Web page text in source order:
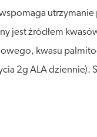
jest źródłem
kwasu
2g ALA dziennie).